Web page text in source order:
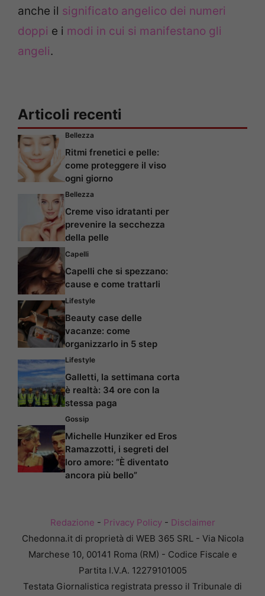
anche il significato angelico dei numeri
doppi e i modi in cui si manifestano gli
angeli.
Articoli recenti
Bellezza
Ritmi frenetici e pelle:
come proteggere il viso
ogni giorno
Bellezza
Creme viso idratanti per
prevenire la secchezza
della pelle
Capelli
Capelli che si spezzano:
cause e come trattarli
Lifestyle
Beauty case delle
vacanze: come
organizzarlo in 5 step
Lifestyle
Galletti, la settimana corta
è realtà: 34 ore con la
stessa paga
Gossip
Michelle Hunziker ed Eros
Ramazzotti, i segreti del
loro amore: “È diventato
ancora più bello”
Redazione - Privacy Policy- Disclaimer
Chedonna.it di proprietà di WEB 365 SRL - Via Nicola
Marchese 10, 00141 Roma (RM) - Codice Fiscale e
Partita I.V.A. 12279101005
Testata Giornalistica registrata presso il Tribunale di